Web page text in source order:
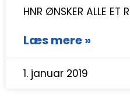
HNR ØNSKER ALLE ET
Læs mere »
1. januar 2019